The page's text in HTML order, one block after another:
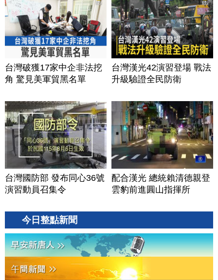
鍵樞紐？｜#財經新聞
│20260805 (三)
台灣破獲17家中企非法挖
角 驚見美軍貿黑名單
台灣漢光42演習登場 戰法
升級驗證全民防衛
台灣國防部 發布同心36號
演習動員召集令
配合漢光 總統賴清德親登
雲豹前進圓山指揮所
今日整點新聞